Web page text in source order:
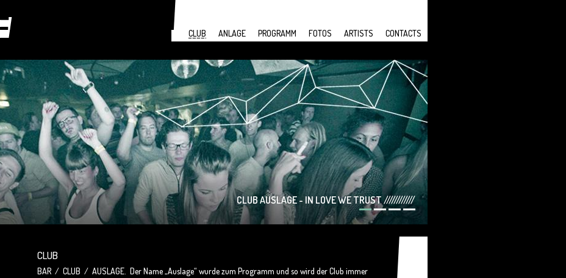
CLUB ANLAGE PROGRAMM FOTOS ARTISTS CONTACTS
CLUB AUSLAGE - IN LOVE WE TRUST ////////////
CLUB
BAR / CLUB / AUSLAGE. Der Name „Auslage“ wurde zum Programm und so wird der Club immer